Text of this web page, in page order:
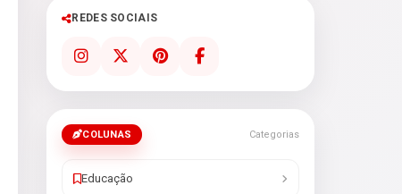
REDES SOCIAIS
COLUNAS Categorias
Educação